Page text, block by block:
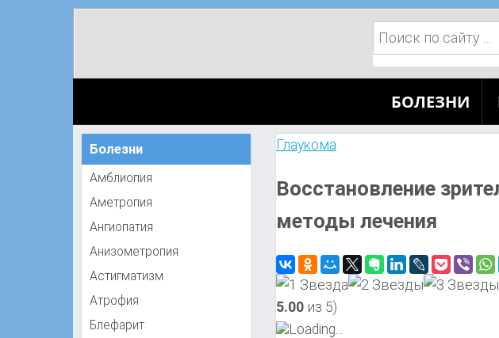
Поиск:
БОЛЕЗНИ
Глаукома
Восстановление
методы лечения
5.00 из 5)
Loading...
Болезни
Амблиопия
Аметропия
Ангиопатия
Анизометропия
Астигматизм
Атрофия
Блефарит